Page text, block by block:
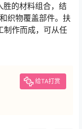
胜的材料组合，结
织物覆盖部件。扶
制作而成，可从任
给TA打赏